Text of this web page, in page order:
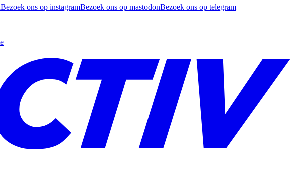
Bezoek ons op instagramBezoek ons op mastodonBezoek ons op telegram